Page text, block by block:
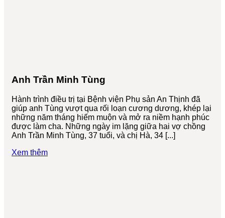
Anh Trần Minh Tùng
Hành trình điều trị tại Bệnh viện Phụ sản An Thịnh đã
giúp anh Tùng vượt qua rối loạn cương dương, khép lại
những năm tháng hiếm muộn và mở ra niềm hạnh phúc
được làm cha. Những ngày im lặng giữa hai vợ chồng
Anh Trần Minh Tùng, 37 tuổi, và chị Hà, 34 [...]
Xem thêm